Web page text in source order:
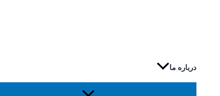
درباره ما